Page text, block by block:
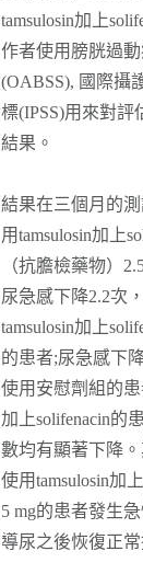
tamsulosin加上
作者使用膀胱過
(OABSS), 國際攝
標(IPSS)用來對評
結果。
結果在三個月的
用tamsulosin加上
（抗膽檢藥物）
尿急感下降2.2次
tamsulosin加上
的患者;尿急感下
使用安慰劑組的患
加上solifenacin的
數均有顯著下降
使用tamsulosin加
5 mg的患者發生
導尿之後恢復正常